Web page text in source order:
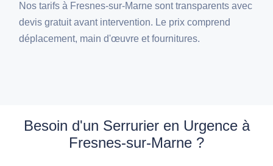
Nos tarifs à Fresnes-sur-Marne sont transparents avec
devis gratuit avant intervention. Le prix comprend
déplacement, main d'œuvre et fournitures.
Besoin d'un Serrurier en Urgence à
Fresnes-sur-Marne ?